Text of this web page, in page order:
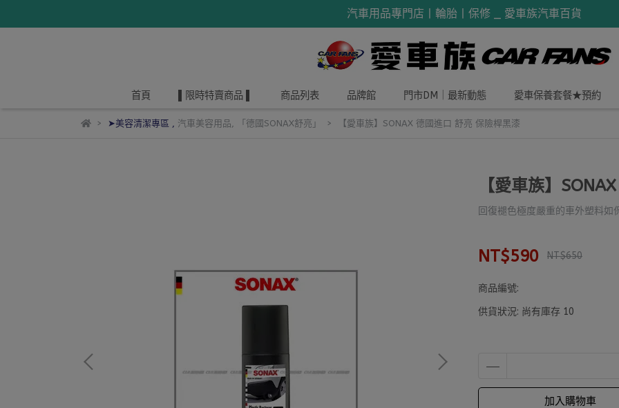
汽車用品專門店丨輪胎丨保修 _ 愛車族汽車百貨
首頁 ▌限時特賣商品 ▌ 商品列表 品牌館 門市DM｜最新動態 愛車保養套餐★預約
➤美容清潔專區 , 汽車美容用品, 「德國SONAX舒亮」 【愛車族】SONAX 德國進口 舒亮 保險桿黑漆
【愛車族】
回復褪色極度嚴重的車外塑料
NT$590 NT$650
商品編號:
供貨狀況: 尚有庫存 10
加入購物車